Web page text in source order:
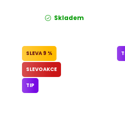
Skladem
9 %
SLEVOAKCE
TIP